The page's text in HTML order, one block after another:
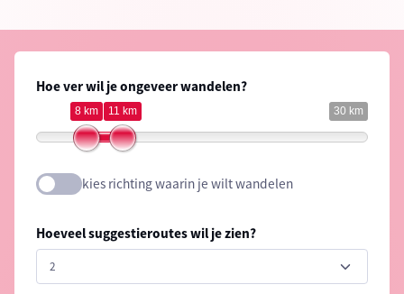
Hoe ver wil je ongeveer wandelen?
30 km
8 km 11 km
kies richting waarin je wilt wandelen
Hoeveel suggestieroutes wil je zien?